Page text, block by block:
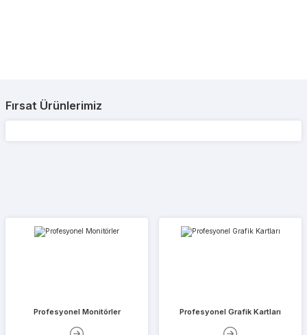
Fırsat Ürünlerimiz
Profesyonel Monitörler Profesyonel Grafik Kartları